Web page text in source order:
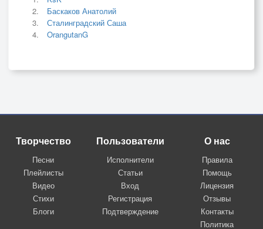
Баскаков Анатолий
Сталинградский Саша
OrangutanG
Творчество
Песни
Плейлисты
Видео
Стихи
Блоги
Пользователи
Исполнители
Статьи
Вход
Регистрация
Подтверждение
О нас
Правила
Помощь
Лицензия
Отзывы
Контакты
Политика